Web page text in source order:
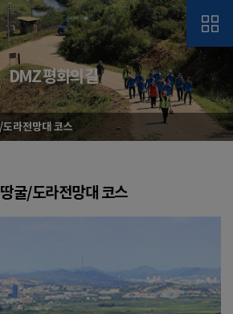
DMZ 평화의 길
라전망대 코스
굴/도라전망대 코스